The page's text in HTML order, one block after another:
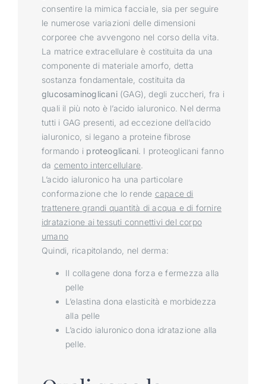
consentire la mimica facciale, sia per seguire
le numerose variazioni delle dimensioni
corporee che avvengono nel corso della vita.
La matrice extracellulare è costituita da una
componente di materiale amorfo, detta
sostanza fondamentale, costituita da
glucosaminoglicani(GAG), degli zuccheri, fra i
quali il più noto è l’acido ialuronico. Nel derma
tutti i GAG presenti, ad eccezione dell’acido
ialuronico, si legano a proteine fibrose
formando i proteoglicani . I proteoglicani fanno
da cemento intercellulare
L’acido ialuronico ha una particolare
conformazione che lo rende capace di
trattenere grandi quantità di acqua e di fornire
idratazione ai tessuti connettivi del corpo
umano
Quindi, ricapitolando, nel derma:
Il collagene dona forza e fermezza alla
pelle
L’elastina dona elasticità e morbidezza
alla pelle
L’acido ialuronico dona idratazione alla
pelle.